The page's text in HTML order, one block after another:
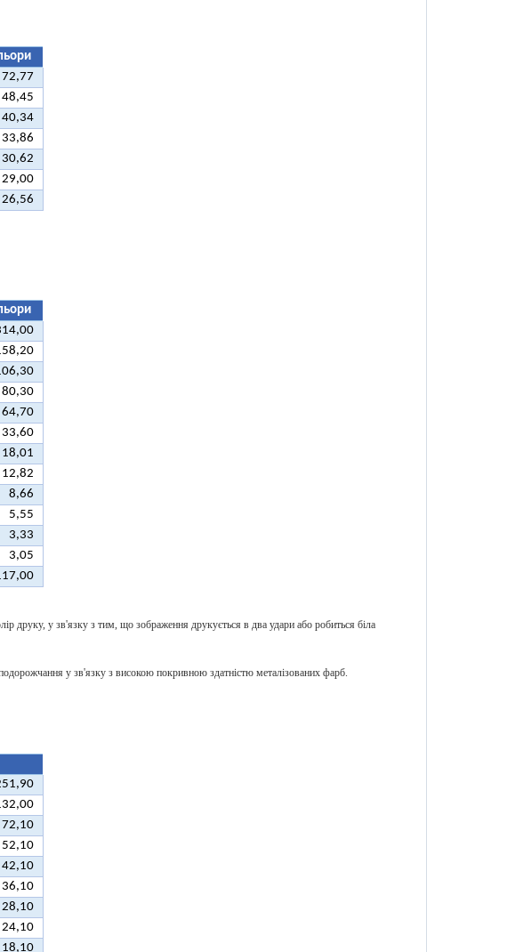
72,77
48,45
40,34
33,86
30,62
29,00
26,56
80,30
64,70
33,60
18,01
12,82
8,66
5,55
3,33
3,05
друку, у зв'язку з тим, що зображення друкується в два удари або робиться біла
у зв'язку з високою покривною здатністю металізованих фарб.
72,10
52,10
42,10
36,10
28,10
24,10
18,10